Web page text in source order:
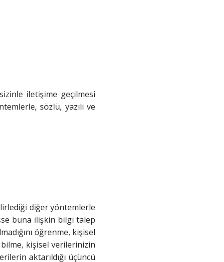
iletişime geçilmesi
sözlü, yazılı ve
diğer yöntemlerle
buna ilişkin bilgi talep
öğrenme, kişisel
kişisel verilerinizin
aktarıldığı üçüncü